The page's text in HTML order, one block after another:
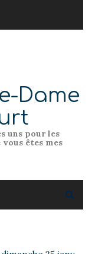
Dame
uns pour les
êtes mes